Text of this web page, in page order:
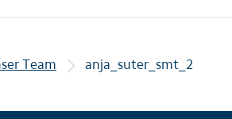
Team anja_suter_smt_2